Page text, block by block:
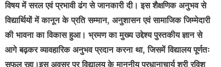
विषय में सरल एवं प्रभावी ढंग से जानकारी दी। इस शैक्षणिक अनुभव से
विद्यार्थियों में कानून के प्रति सम्मान, अनुशासन एवं सामाजिक जिम्मेदारी
की भावना का विकास हुआ। भ्रमण का मुख्य उद्देश्य पुस्तकीय ज्ञान से
आगे बढ़कर व्यावहारिक अनुभव प्रदान करना था, जिसमें विद्यालय पूर्णतः
सफल रहा।इस अवसर पर विद्यालय के माननीय प्रधानाचार्य श्री रविश